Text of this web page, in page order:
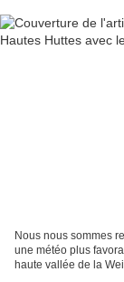
Nous nous sommes
une météo plus
haute vallée de la